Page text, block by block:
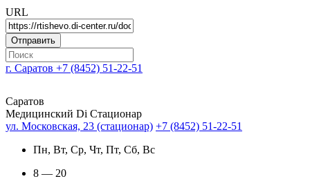
URL
г. Саратов +7 (8452) 51-22-51
Саратов
Медицинский Di Стационар
ул. Московская, 23 (стационар) +7 (8452) 51-22-51
Пн, Вт, Ср, Чт, Пт, Сб, Вс
8 — 20